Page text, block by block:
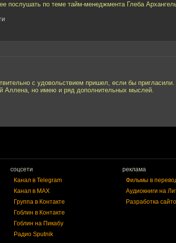
послушать по теме тайм-менеджмента Глеба
с удовольствием пришел, если бы
Аллена, но имею и ряд дополнительных мыслей.
соцсети
Канал в Telegram
Канал в MAX
Группа в Контакте
Гоблин в Контакте
Гоблин на Пикабу
Радио Sputnik
реклама
Фильмы в
Аудиокниги на
Разработка